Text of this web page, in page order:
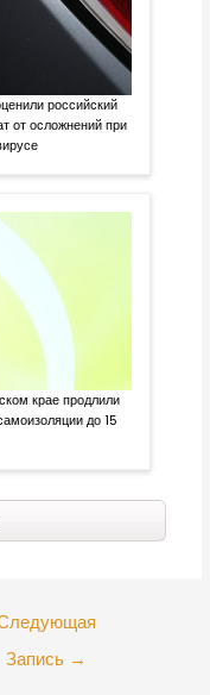
российский
от осложнений при
крае продлили
до 15
Запись →